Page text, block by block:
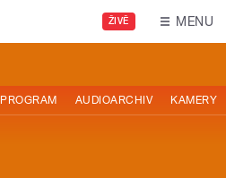
ŽIVĚ MENU
PROGRAM AUDIOARCHIV KAMERY